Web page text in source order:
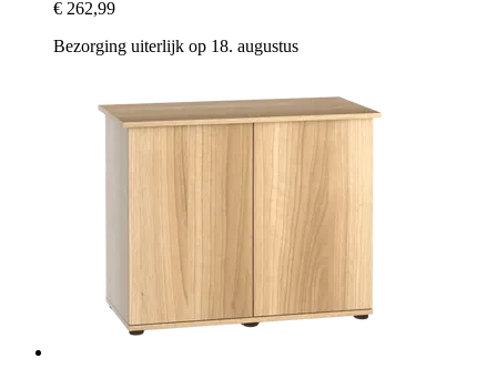
€ 262,99
Bezorging uiterlijk op 18. augustus